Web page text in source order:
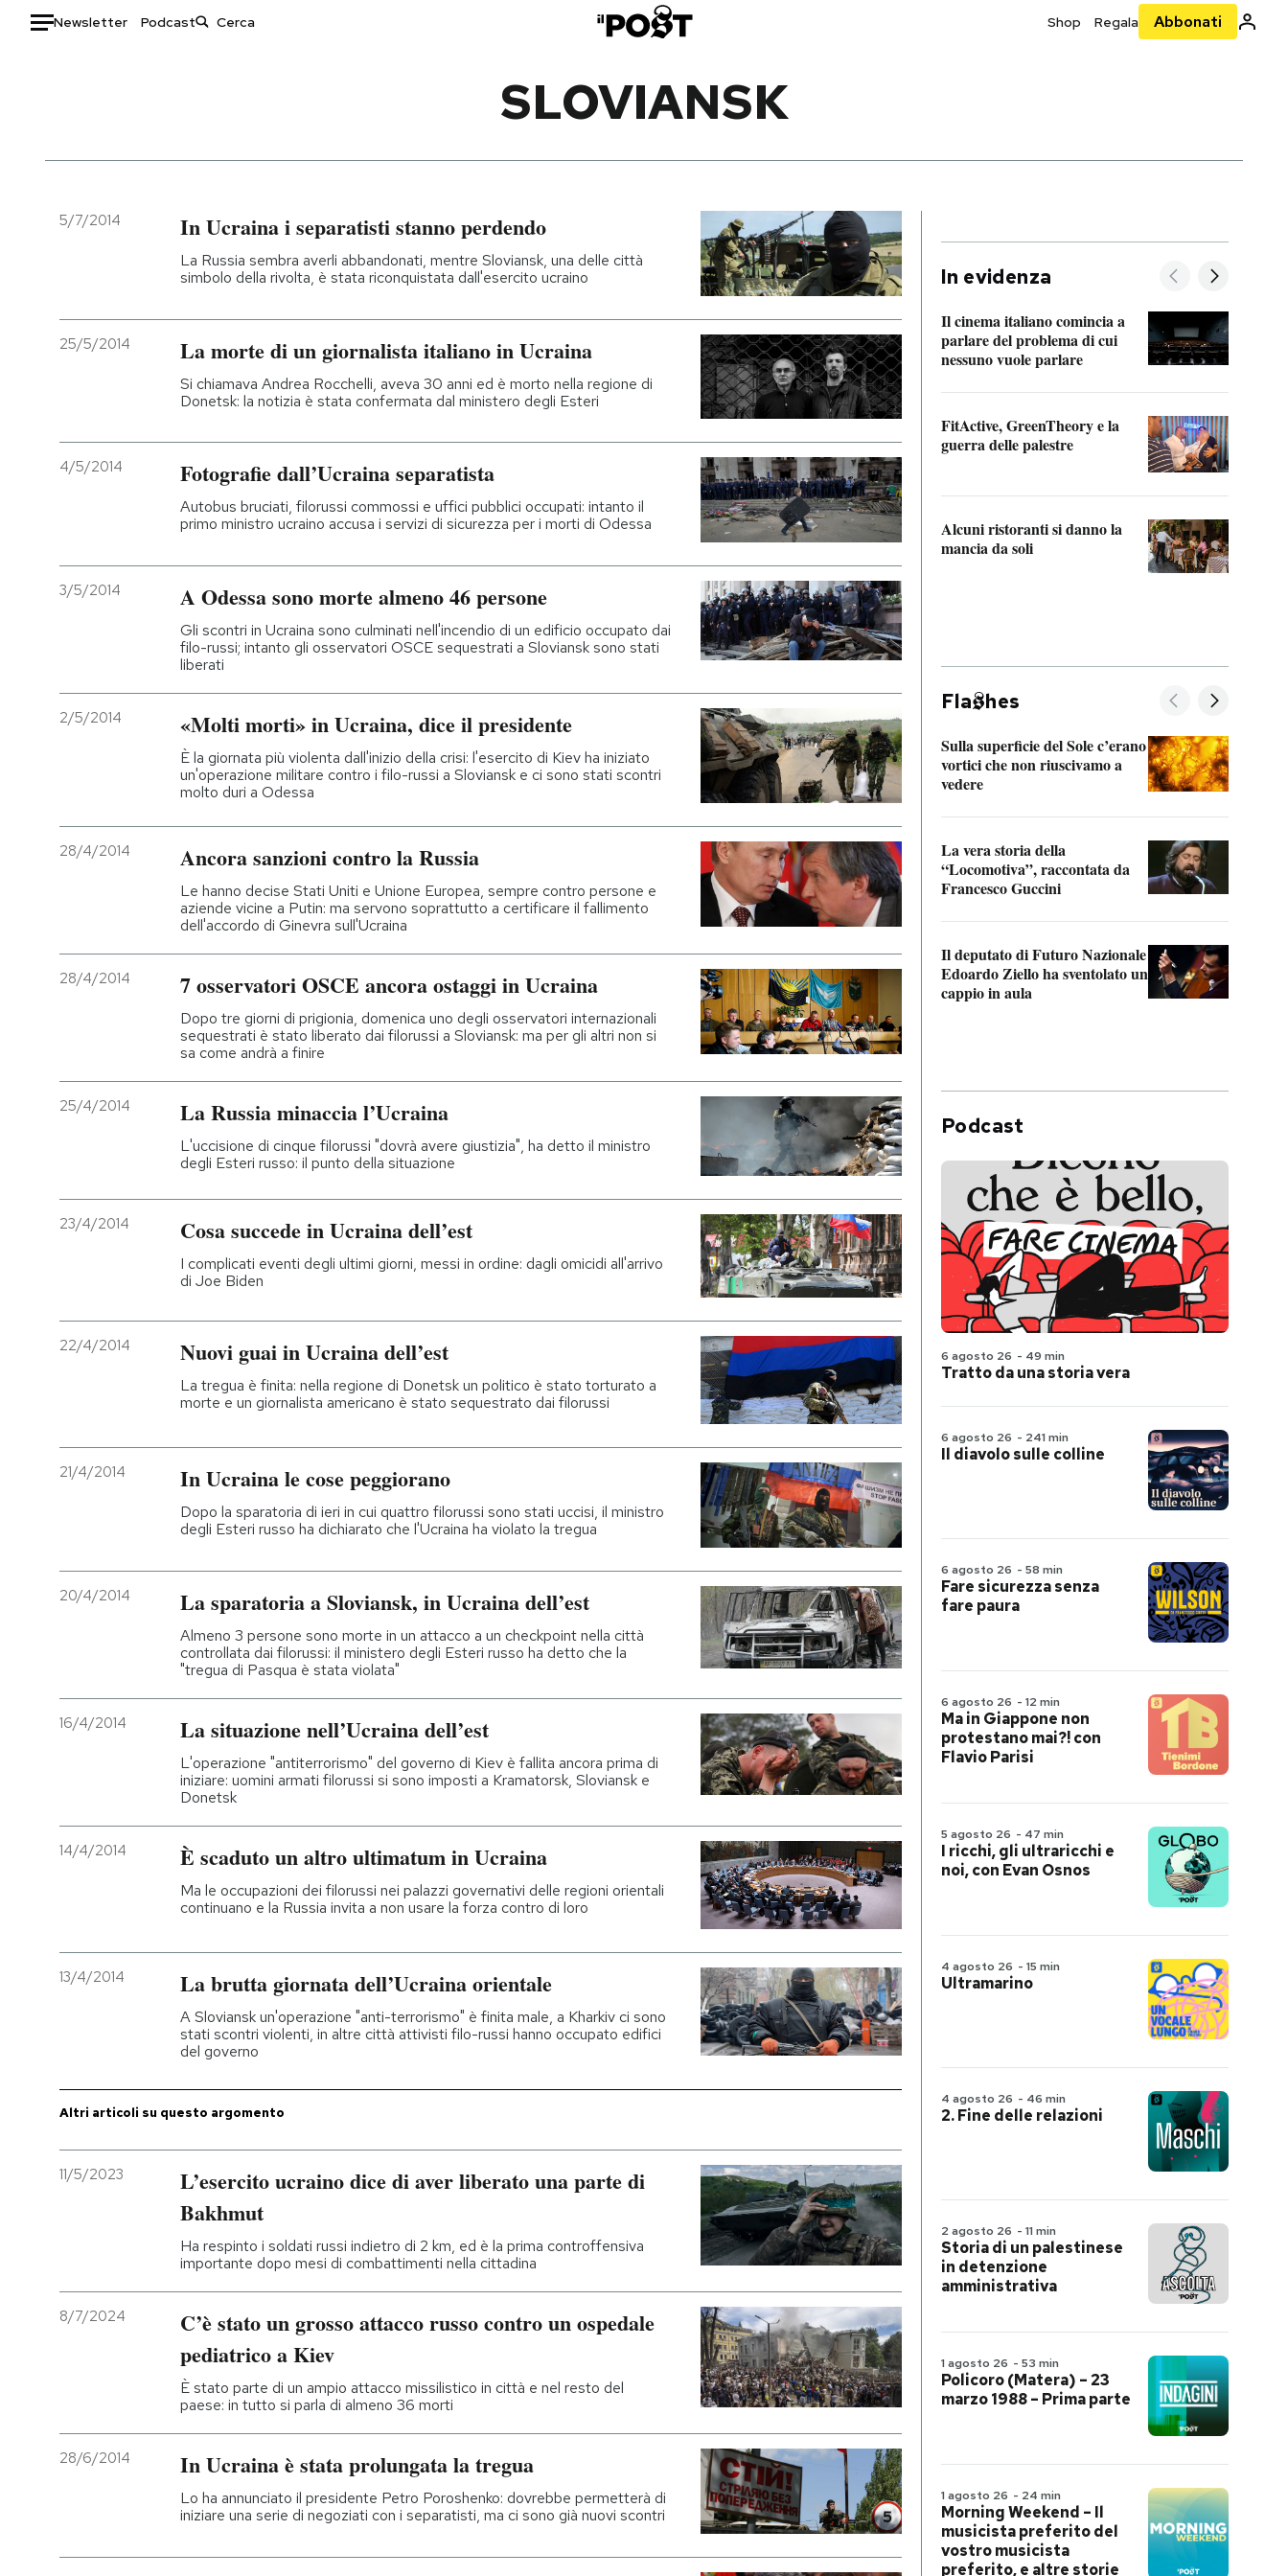
Newsletter Podcast Shop Regala Abbonati
Italia
Politica
Economia
Moda
Ok Boomer!
Altrecose
Mondiali calcio 2026
PODCAST
I MIEI PREFERITI
CALENDARIO
AREA PERSONALE
Entra
SLOVIANSK
5/7/2014 In Ucraina i separatisti stanno perdendo
La Russia sembra averli abbandonati, mentre Sloviansk, una delle città
simbolo della rivolta, è stata riconquistata dall'esercito ucraino
25/5/2014 La morte di un giornalista italiano in Ucraina
Si chiamava Andrea Rocchelli, aveva 30 anni ed è morto nella regione di
Donetsk: la notizia è stata confermata dal ministero degli Esteri
4/5/2014 Fotografie dall’Ucraina separatista
Autobus bruciati, filorussi commossi e uffici pubblici occupati: intanto il
primo ministro ucraino accusa i servizi di sicurezza per i morti di Odessa
3/5/2014 A Odessa sono morte almeno 46 persone
Gli scontri in Ucraina sono culminati nell'incendio di un edificio occupato dai
filo-russi; intanto gli osservatori OSCE sequestrati a Sloviansk sono stati
liberati
2/5/2014 «Molti morti» in Ucraina, dice il presidente
È la giornata più violenta dall'inizio della crisi: l'esercito di Kiev ha iniziato
un'operazione militare contro i filo-russi a Sloviansk e ci sono stati scontri
molto duri a Odessa
28/4/2014 Ancora sanzioni contro la Russia
Le hanno decise Stati Uniti e Unione Europea, sempre contro persone e
aziende vicine a Putin: ma servono soprattutto a certificare il fallimento
dell'accordo di Ginevra sull'Ucraina
28/4/2014 7 osservatori OSCE ancora ostaggi in Ucraina
Dopo tre giorni di prigionia, domenica uno degli osservatori internazionali
sequestrati è stato liberato dai filorussi a Sloviansk: ma per gli altri non si
sa come andrà a finire
25/4/2014 La Russia minaccia l’Ucraina
L'uccisione di cinque filorussi "dovrà avere giustizia", ha detto il ministro
degli Esteri russo: il punto della situazione
23/4/2014 Cosa succede in Ucraina dell’est
I complicati eventi degli ultimi giorni, messi in ordine: dagli omicidi all'arrivo
di Joe Biden
22/4/2014 Nuovi guai in Ucraina dell’est
La tregua è finita: nella regione di Donetsk un politico è stato torturato a
morte e un giornalista americano è stato sequestrato dai filorussi
21/4/2014 In Ucraina le cose peggiorano
Dopo la sparatoria di ieri in cui quattro filorussi sono stati uccisi, il ministro
degli Esteri russo ha dichiarato che l'Ucraina ha violato la tregua
20/4/2014 La sparatoria a Sloviansk, in Ucraina dell’est
Almeno 3 persone sono morte in un attacco a un checkpoint nella città
controllata dai filorussi: il ministero degli Esteri russo ha detto che la
"tregua di Pasqua è stata violata"
16/4/2014 La situazione nell’Ucraina dell’est
L'operazione "antiterrorismo" del governo di Kiev è fallita ancora prima di
iniziare: uomini armati filorussi si sono imposti a Kramatorsk, Sloviansk e
Donetsk
14/4/2014 È scaduto un altro ultimatum in Ucraina
Ma le occupazioni dei filorussi nei palazzi governativi delle regioni orientali
continuano e la Russia invita a non usare la forza contro di loro
13/4/2014 La brutta giornata dell’Ucraina orientale
A Sloviansk un'operazione "anti-terrorismo" è finita male, a Kharkiv ci sono
stati scontri violenti, in altre città attivisti filo-russi hanno occupato edifici
del governo
Altri articoli su questo argomento
11/5/2023
L’esercito ucraino dice di aver liberato una parte di
Bakhmut
Ha respinto i soldati russi indietro di 2 km, ed è la prima controffensiva
importante dopo mesi di combattimenti nella cittadina
8/7/2024
C’è stato un grosso attacco russo contro un ospedale
pediatrico a Kiev
È stato parte di un ampio attacco missilistico in città e nel resto del
paese: in tutto si parla di almeno 36 morti
28/6/2014 In Ucraina è stata prolungata la tregua
Lo ha annunciato il presidente Petro Poroshenko: dovrebbe permetterà di
iniziare una serie di negoziati con i separatisti, ma ci sono già nuovi scontri
In evidenza
Il cinema italiano comincia a
parlare del problema di cui
nessuno vuole parlare
FitActive, GreenTheory e la
guerra delle palestre
Alcuni ristoranti si danno la
mancia da soli
Fla hes
Sulla superficie del Sole c’erano
vortici che non riuscivamo a
vedere
La vera storia della
“Locomotiva”, raccontata da
Francesco Guccini
Il deputato di Futuro Nazionale
Edoardo Ziello ha sventolato un
cappio in aula
Podcast
6 agosto 26 - 49 min
Tratto da una storia vera
6 agosto 26 - 241 min
Il diavolo sulle colline
6 agosto 26 - 58 min
Fare sicurezza senza
fare paura
6 agosto 26 - 12 min
Ma in Giappone non
protestano mai?! con
Flavio Parisi
5 agosto 26 - 47 min
I ricchi, gli ultraricchi e
noi, con Evan Osnos
4 agosto 26 - 15 min
Ultramarino
4 agosto 26 - 46 min
2. Fine delle relazioni
2 agosto 26 - 11 min
Storia di un palestinese
in detenzione
amministrativa
1 agosto 26 - 53 min
Policoro (Matera) – 23
marzo 1988 – Prima parte
1 agosto 26 - 24 min
Morning Weekend – Il
musicista preferito del
vostro musicista
preferito, e altre storie